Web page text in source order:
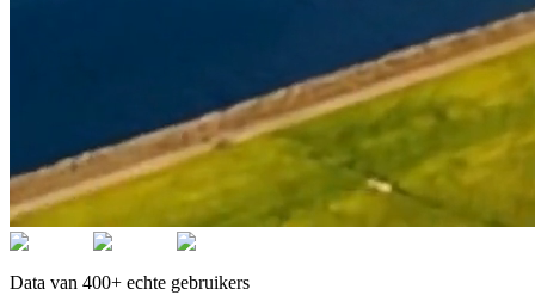
Data van 400+ echte gebruikers